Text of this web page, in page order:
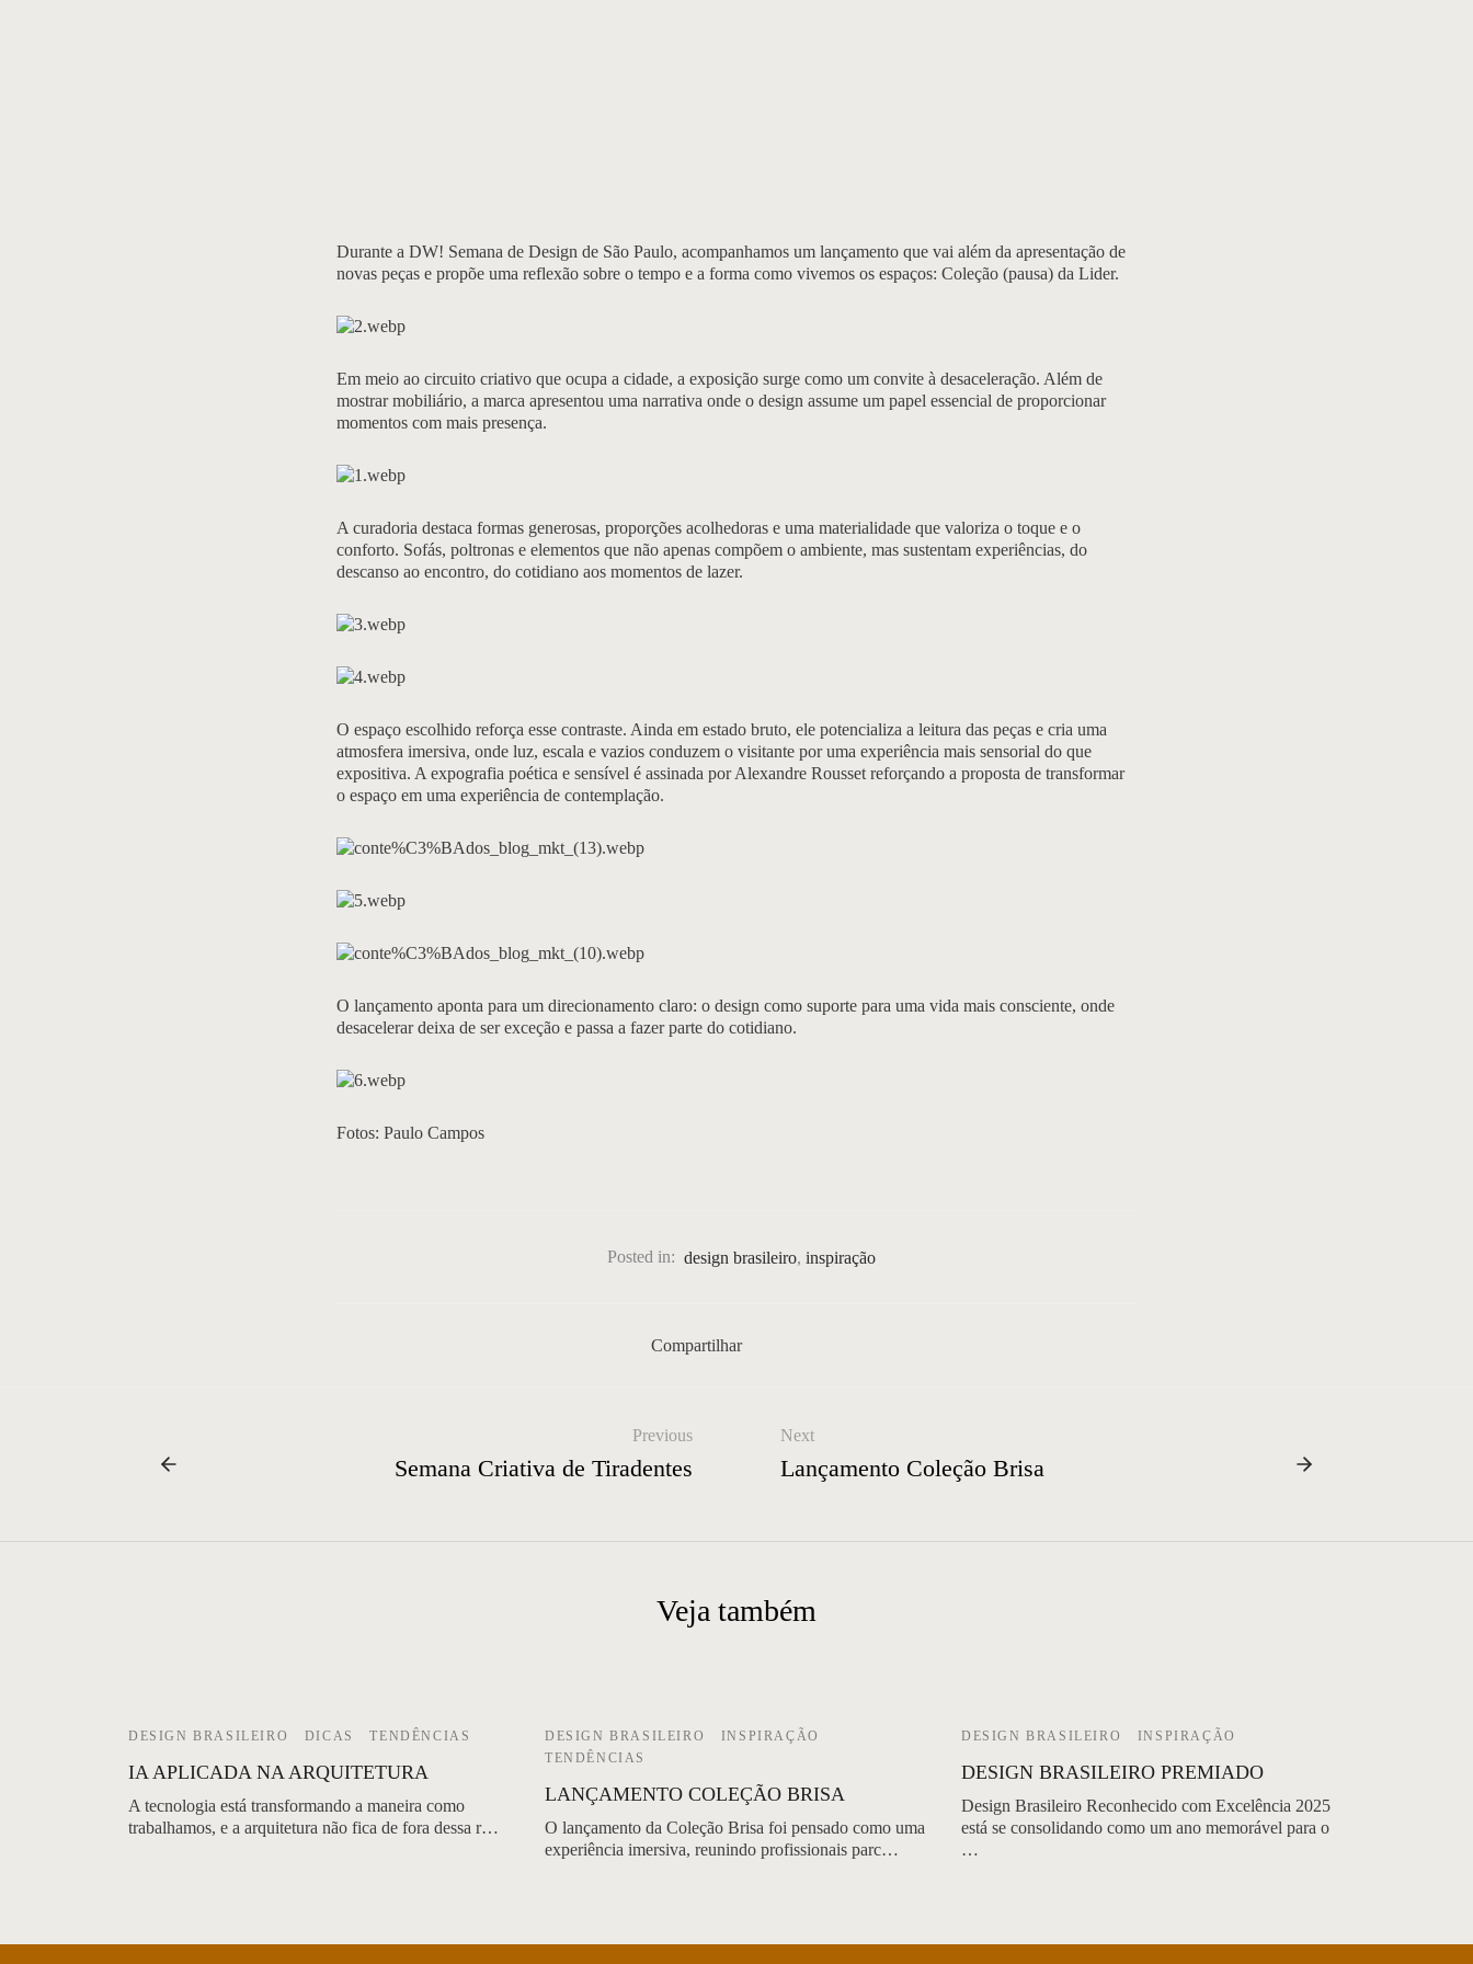
Durante a DW! Semana de Design de São Paulo, acompanhamos um lançamento que vai além da apresentação de
novas peças e propõe uma reflexão sobre o tempo e a forma como vivemos os espaços: Coleção (pausa) da Lider.
Em meio ao circuito criativo que ocupa a cidade, a exposição surge como um convite à desaceleração. Além de
mostrar mobiliário, a marca apresentou uma narrativa onde o design assume um papel essencial de proporcionar
momentos com mais presença.
A curadoria destaca formas generosas, proporções acolhedoras e uma materialidade que valoriza o toque e o
conforto. Sofás, poltronas e elementos que não apenas compõem o ambiente, mas sustentam experiências, do
descanso ao encontro, do cotidiano aos momentos de lazer.
O espaço escolhido reforça esse contraste. Ainda em estado bruto, ele potencializa a leitura das peças e cria uma
atmosfera imersiva, onde luz, escala e vazios conduzem o visitante por uma experiência mais sensorial do que
expositiva. A expografia poética e sensível é assinada por Alexandre Rousset reforçando a proposta de transformar
o espaço em uma experiência de contemplação.
O lançamento aponta para um direcionamento claro: o design como suporte para uma vida mais consciente, onde
desacelerar deixa de ser exceção e passa a fazer parte do cotidiano.
Fotos: Paulo Campos
Posted in: design brasileiro, inspiração
Compartilhar
Previous
Semana Criativa de Tiradentes
Next
Lançamento Coleção Brisa
Veja também
DESIGN BRASILEIRO DICAS TENDÊNCIAS
IA APLICADA NA ARQUITETURA
A tecnologia está transformando a maneira como
trabalhamos, e a arquitetura não fica de fora dessa r…
DESIGN BRASILEIRO
INSPIRAÇÃO
TENDÊNCIAS
LANÇAMENTO COLEÇÃO BRISA
O lançamento da Coleção Brisa foi pensado como uma
experiência imersiva, reunindo profissionais parc…
DESIGN BRASILEIRO INSPIRAÇÃO
DESIGN BRASILEIRO PREMIADO
Design Brasileiro Reconhecido com Excelência 2025
está se consolidando como um ano memorável para o
…